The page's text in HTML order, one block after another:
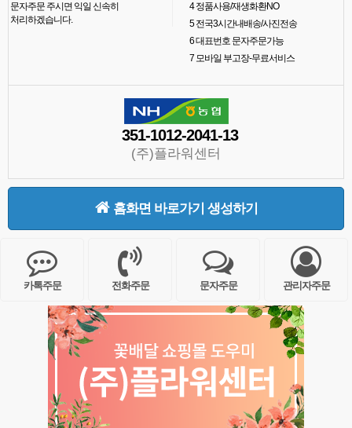
문자주문 주시면 익일 신속히
처리하겠습니다.
4정품사용/재생화환NO
5전국3시간내배송/사진전송
6대표번호 문자주문가능
7모바일 부고장-무료서비스
351-1012-2041-13
(주)플라워센터
홈화면 바로가기 생성하기
카톡주문 전화주문 문자주문 관리자주문